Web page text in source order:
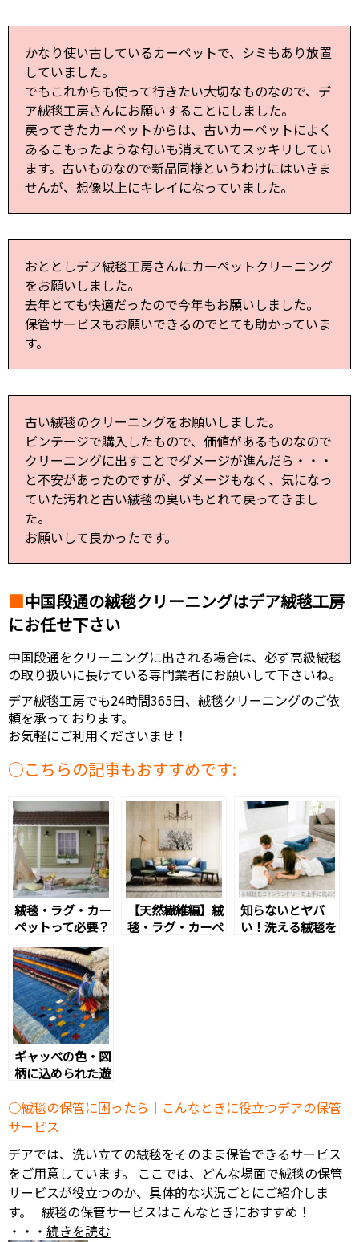
かなり使い古しているカーペットで、シミもあり放置
していました。
でもこれからも使って行きたい大切なものなので、デ
ア絨毯工房さんにお願いすることにしました。
戻ってきたカーペットからは、古いカーペットによく
あるこもったような匂いも消えていてスッキリしてい
ます。古いものなので新品同様というわけにはいきま
せんが、想像以上にキレイになっていました。
おととしデア絨毯工房さんにカーペットクリーニング
をお願いしました。
去年とても快適だったので今年もお願いしました。
保管サービスもお願いできるのでとても助かっていま
す。
古い絨毯のクリーニングをお願いしました。
ビンテージで購入したもので、価値があるものなので
クリーニングに出すことでダメージが進んだら・・・
と不安があったのですが、ダメージもなく、気になっ
ていた汚れと古い絨毯の臭いもとれて戻ってきまし
た。
お願いして良かったです。
中国段通の絨毯クリーニングはデア絨毯工房
にお任せ下さい
中国段通をクリーニングに出される場合は、必ず高級絨毯
の取り扱いに長けている専門業者にお願いして下さいね。
デア絨毯工房でも24時間365日、絨毯クリーニングのご依
頼を承っております。
お気軽にご利用くださいませ！
こちらの記事もおすすめです:
絨毯・ラグ・カー
ペットって必要？
本当のメリット・
デメリットが知り
たい
【天然繊維編】絨
毯・ラグ・カーペ
知らないとヤバ
い！洗える絨毯を
ギャッベの色・図
柄に込められた遊
とは？
絨毯の保管に困ったら｜こんなときに役立つデアの保管
サービス
デアでは、洗い立ての絨毯をそのまま保管できるサービス
をご用意しています。 ここでは、どんな場面で絨毯の保管
サービスが役立つのか、具体的な状況ごとにご紹介しま
す。 絨毯の保管サービスはこんなときにおすすめ！
・・・ 続きを読む